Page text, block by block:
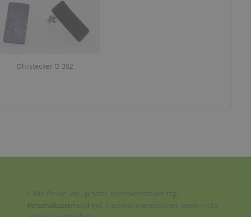
Ohrstecker O 302
* Alle Preise inkl. gesetzl. Mehrwertsteuer zzgl.
Versandkosten und ggf. Nachnahmegebühren, wenn nicht